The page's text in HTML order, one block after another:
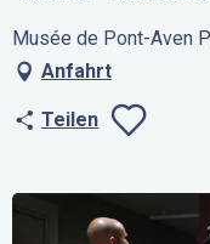
Musée de Pont-Aven
Anfahrt
Teilen